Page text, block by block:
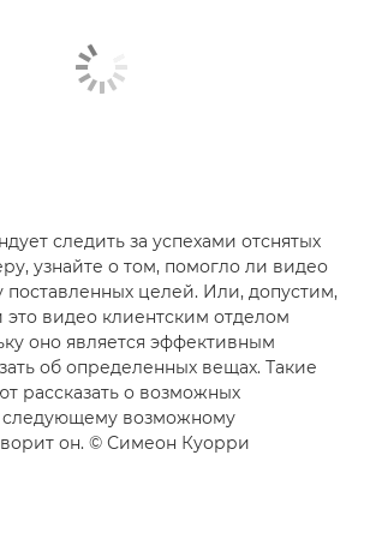
следить за успехами отснятых
узнайте о том, помогло ли видео
поставленных целей. Или, допустим,
это видео клиентским отделом
оно является эффективным
об определенных вещах. Такие
рассказать о возможных
следующему возможному
он. © Симеон Куорри